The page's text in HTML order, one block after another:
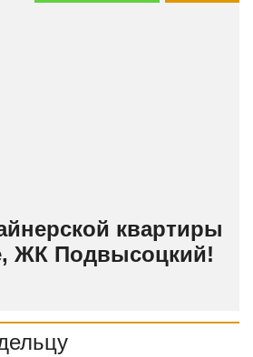
квартиры
ЖК Подвысоцкий!